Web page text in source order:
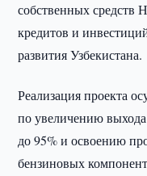
собственных средств
кредитов и
развития Узбекистана.
Реализация проекта
по увеличению
до 95% и освоению
бензиновых